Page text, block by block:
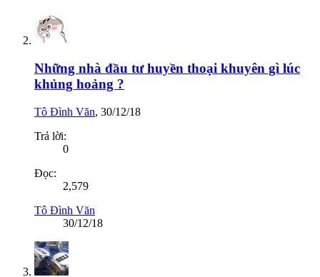
Những nhà đầu tư huyền thoại khuyên gì lúc
khủng hoảng ?
Tô Đình Văn, 30/12/18
Trả lời:
0
Đọc:
2,579
Tô Đình Văn
30/12/18